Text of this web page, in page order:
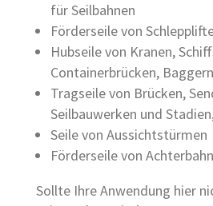
für Seilbahnen
Förderseile von
Hubseile von Kranen,
Containerbrücken,
Tragseile von Brücken,
Seilbauwerken und
Seile von Aussichtstürmen
Förderseile von
Sollte Ihre Anwendung hier